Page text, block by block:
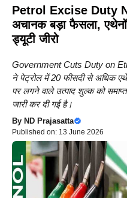
Petrol Excise Duty
अचानक बड़ा फैसला,
ड्यूटी जीरो
Government Cuts Duty on
ने पेट्रोल में 20 फीसदी से अधिक
पर लगने वाले उत्पाद शुल्क को
जारी कर दी गई है।
By ND Prajasatta
Published on: 13 June 2026